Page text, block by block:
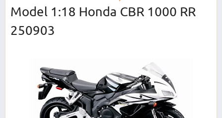
Model 1:18 Honda CBR 1000 RR
250903